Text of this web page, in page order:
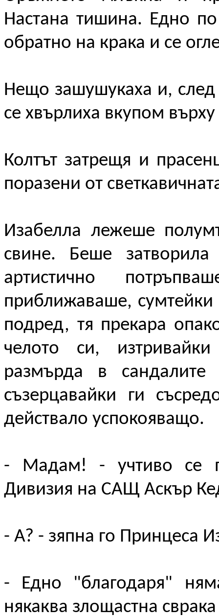
Настана тишина. Едно по
обратно на крака и се
Нещо зашушукаха и,
се хвърлиха вкупом
Колтът затрещя и
поразени от
Изабелла лежеше
свине. Беше
артистично
приближаваше, сумтейки
подред, тя прекара
челото си,
размърда в
съзерцавайки ги
действало успокояващо.
- Мадам! - учтиво се
Дивизия на САЩ Аскър
- А? - зяпна го Принцеса
- Едно "благодаря"
някаква злощастна